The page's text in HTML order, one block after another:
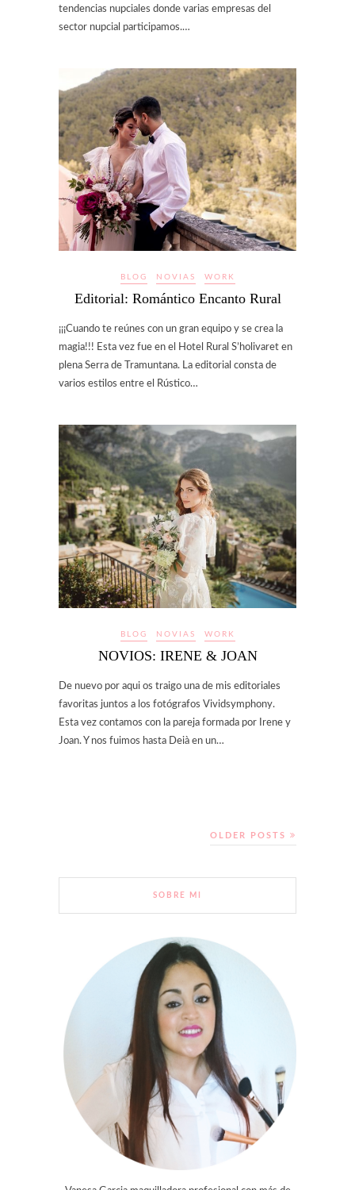
tendencias nupciales donde varias empresas del
sector nupcial participamos.…
BLOG NOVIAS WORK
Editorial: Romántico Encanto Rural
¡¡¡Cuando te reúnes con un gran equipo y se crea la
magia!!! Esta vez fue en el Hotel Rural S’holivaret en
plena Serra de Tramuntana. La editorial consta de
varios estilos entre el Rústico…
BLOG NOVIAS WORK
NOVIOS: IRENE & JOAN
De nuevo por aqui os traigo una de mis editoriales
favoritas juntos a los fotógrafos Vividsymphony.
Esta vez contamos con la pareja formada por Irene y
Joan. Y nos fuimos hasta Deià en un…
OLDER POSTS
SOBRE MI